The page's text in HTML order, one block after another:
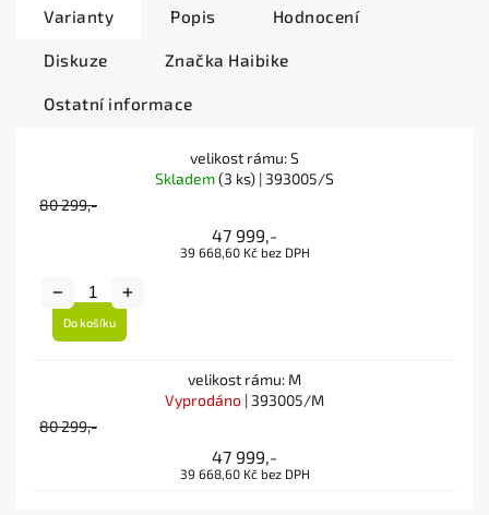
Varianty Popis Hodnocení
Diskuze Značka Haibike
Ostatní informace
velikost rámu: S
Skladem(3 ks) | 393005/S
80 299,-
47 999,-
39 668,60 Kč bez DPH
Do košíku
velikost rámu: M
Vyprodáno | 393005/M
80 299,-
47 999,-
39 668,60 Kč bez DPH